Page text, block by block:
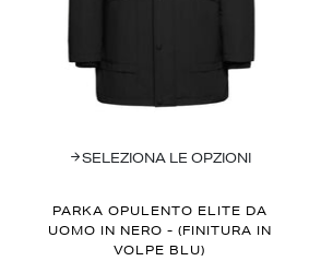
SELEZIONA LE OPZIONI
PARKA OPULENTO ELITE DA
UOMO IN NERO - (FINITURA IN
VOLPE BLU)